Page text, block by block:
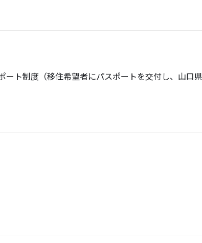
ート制度（移住希望者にパスポートを交付し、山口